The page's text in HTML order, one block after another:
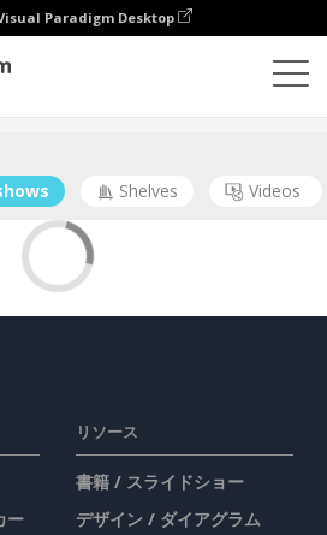
Paradigm Desktop
Shelves Videos
ー
リソース
書籍 / スライドショー
デザイン / ダイアグラム